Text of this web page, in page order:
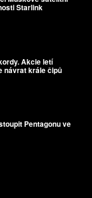
Starlink
Akcie letí
návrat krále čipů
Pentagonu ve